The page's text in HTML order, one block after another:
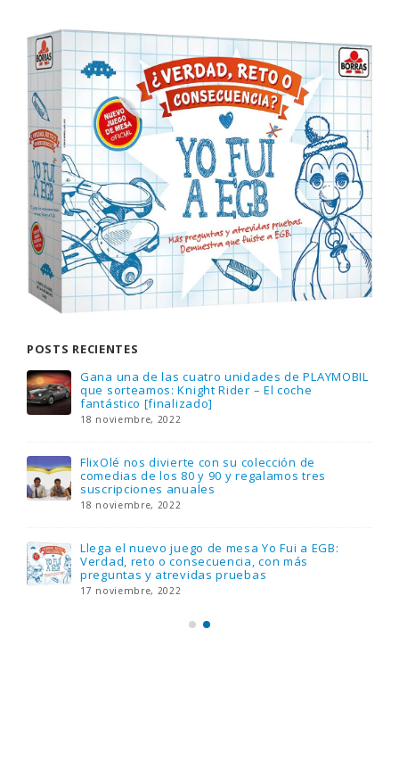
POSTS RECIENTES
Gana una de las cuatro unidades de PLAYMOBIL
que sorteamos: Knight Rider – El coche
fantástico [finalizado]
18 noviembre, 2022
FlixOlé nos divierte con su colección de
comedias de los 80 y 90 y regalamos tres
suscripciones anuales
18 noviembre, 2022
Llega el nuevo juego de mesa Yo Fui a EGB:
Verdad, reto o consecuencia, con más
preguntas y atrevidas pruebas
17 noviembre, 2022